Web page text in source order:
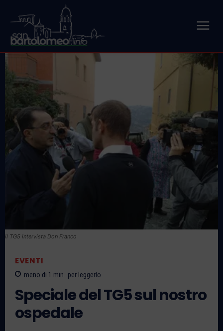
il TG5 intervista Don Franco
EVENTI
meno di 1 min. per leggerlo
Speciale del TG5 sul nostro
ospedale